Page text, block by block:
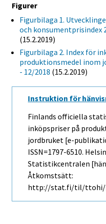
Figurer
Figurbilaga 1.
och konsumentprisindex
(15.2.2019)
Figurbilaga 2. Index för
produktionsmedel inom
- 12/2018 (15.2.2019)
Instruktion för
Finlands officiella
inköpspriser på
jordbruket [e-
ISSN=1797-6510.
Statistikcentralen
Åtkomstsätt:
http://stat.fi/til/ttohi/